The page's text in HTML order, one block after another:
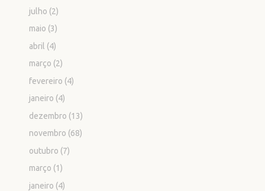
julho (2)
maio (3)
abril (4)
março (2)
fevereiro (4)
janeiro (4)
dezembro (13)
novembro (68)
outubro (7)
março (1)
janeiro (4)